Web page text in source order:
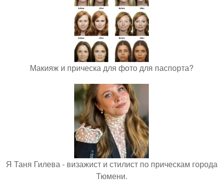
Макияж и прическа для фото для паспорта?
Я Таня Гилева - визажист и стилист по прическам города
Тюмени.